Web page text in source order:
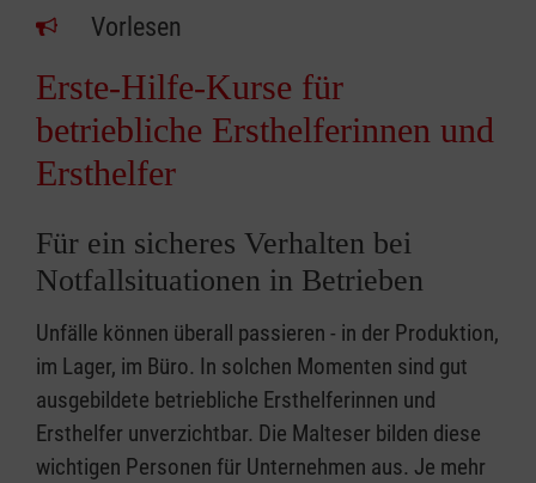
Vorlesen
Erste-Hilfe-Kurse für
betriebliche Ersthelferinnen und
Ersthelfer
Für ein sicheres Verhalten bei
Notfallsituationen in Betrieben
Unfälle können überall passieren - in der Produktion,
im Lager, im Büro. In solchen Momenten sind gut
ausgebildete betriebliche Ersthelferinnen und
Ersthelfer unverzichtbar. Die Malteser bilden diese
wichtigen Personen für Unternehmen aus. Je mehr